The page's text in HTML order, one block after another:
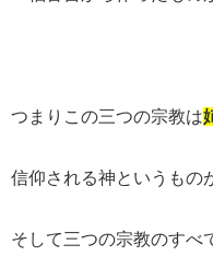
つまりこの三つの宗教は
信仰される神というもの
そして三つの宗教のすべ